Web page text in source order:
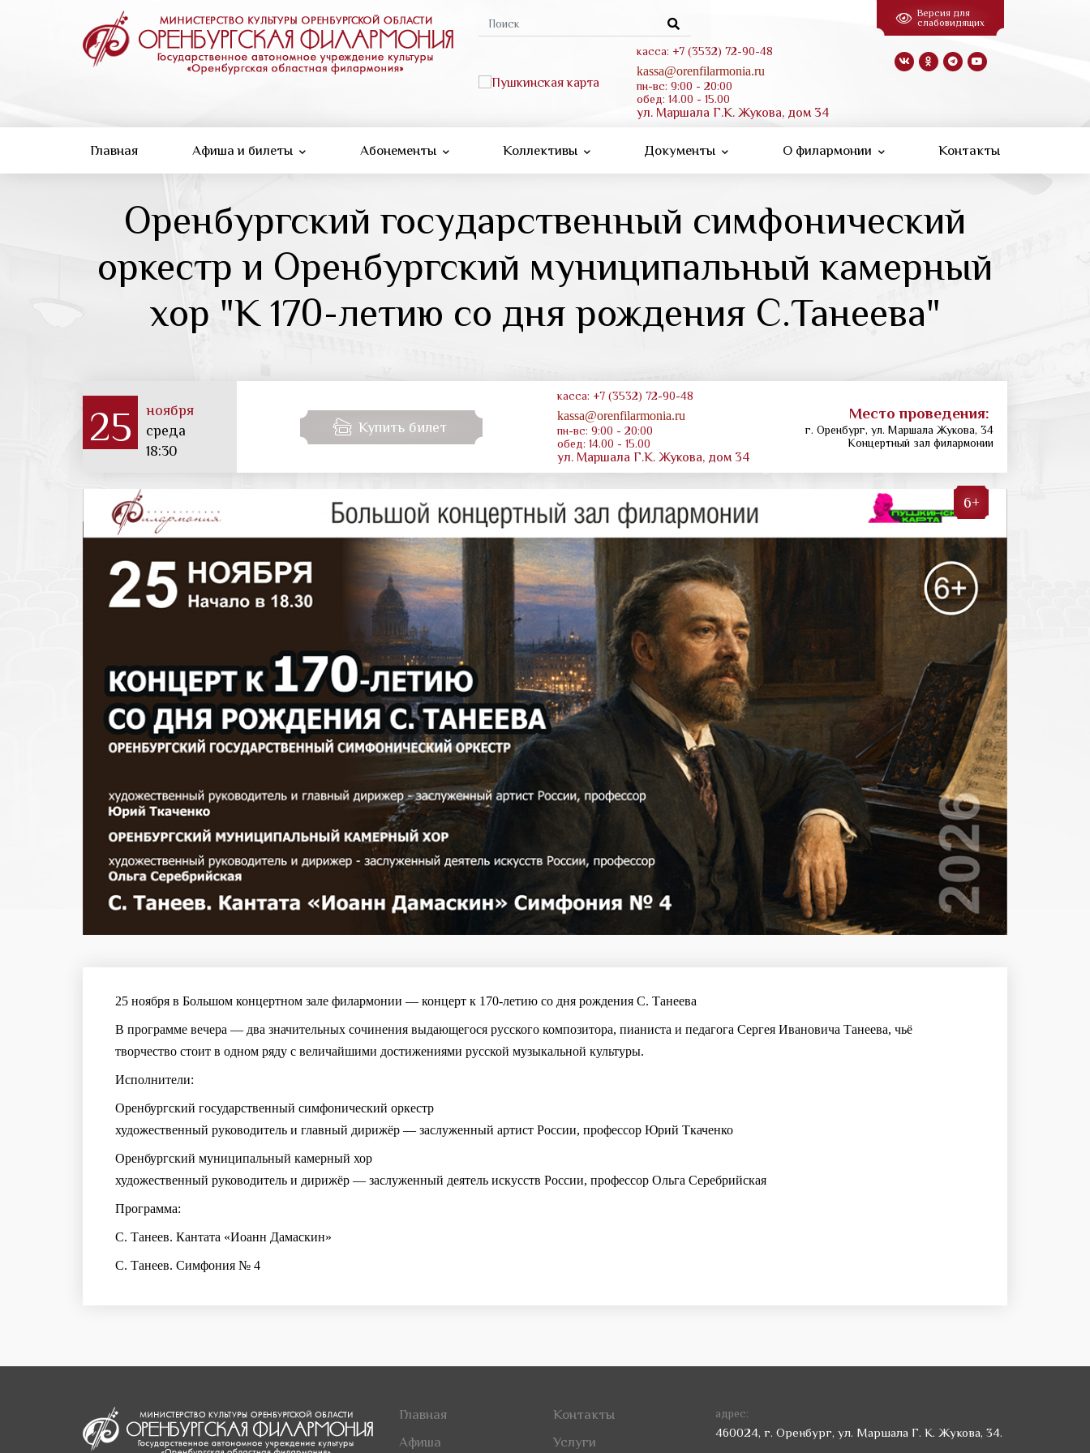
Форма
касса: +7 (3532) 72-90-48
kassa@orenfilarmonia.ru
пн-вс: 9:00 - 20:00
обед: 14.00 - 15.00
ул. Маршала Г.К. Жукова, дом 34
Версия для
слабовидящих
Главная Афиша и билеты Абонементы Коллективы Документы О филармонии Контакты
Оренбургский государственный симфонический
оркестр и Оренбургский муниципальный камерный
хор "К 170-летию со дня рождения С.Танеева"
25
ноября
среда
18:30
Купить билет
касса: +7 (3532) 72-90-48
kassa@orenfilarmonia.ru
пн-вс: 9:00 - 20:00
обед: 14.00 - 15.00
ул. Маршала Г.К. Жукова, дом 34
Место проведения:
г. Оренбург, ул. Маршала Жукова, 34
Концертный зал филармонии
6+
25 ноября в Большом концертном зале филармонии — концерт к 170-летию со дня рождения С. Танеева
В программе вечера — два значительных сочинения выдающегося русского композитора, пианиста и педагога Сергея Ивановича Танеева, чьё
творчество стоит в одном ряду с величайшими достижениями русской музыкальной культуры.
Исполнители:
Оренбургский государственный симфонический оркестр
художественный руководитель и главный дирижёр — заслуженный артист России, профессор Юрий Ткаченко
Оренбургский муниципальный камерный хор
художественный руководитель и дирижёр — заслуженный деятель искусств России, профессор Ольга Серебрийская
Программа:
С. Танеев. Кантата «Иоанн Дамаскин»
С. Танеев. Симфония № 4
Главная
Контакты
Афиша
Услуги
адрес:
460024, г. Оренбург, ул. Маршала Г. К. Жукова, 34.